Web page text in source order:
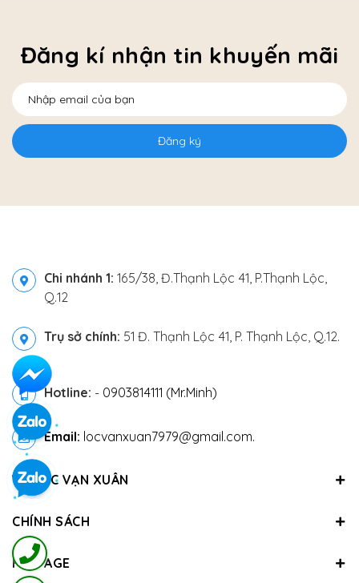
Đăng kí nhận tin khuyến mãi
Đăng ký
Chi nhánh 1: 165/38, Đ.Thạnh Lộc 41, P.Thạnh Lộc,
Q.12
Trụ sở chính: 51 Đ. Thạnh Lộc 41, P. Thạnh Lộc, Q.12.
Hotline: - 0903814111 (Mr.Minh)
Email: locvanxuan7979@gmail.com.
VỀ LỘC VẠN XUÂN
CHÍNH SÁCH
FANPAGE